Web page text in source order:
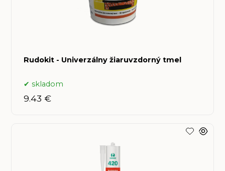
Rudokit - Univerzálny žiaruvzdorný tmel
skladom
9.43 €